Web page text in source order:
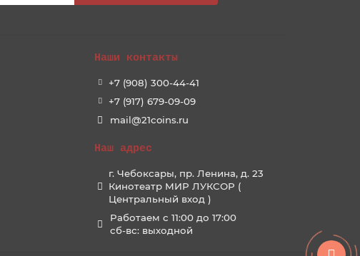
Наши контакты
+7 (908) 300-44-41
+7 (917) 679-09-09
mail@21coins.ru
Наш адрес
г. Чебоксары, пр. Ленина, д. 23
Кинотеатр МИР ЛУКСОР (
Центральный вход )
Работаем с 11:00 до 17:00
сб-вс: выходной